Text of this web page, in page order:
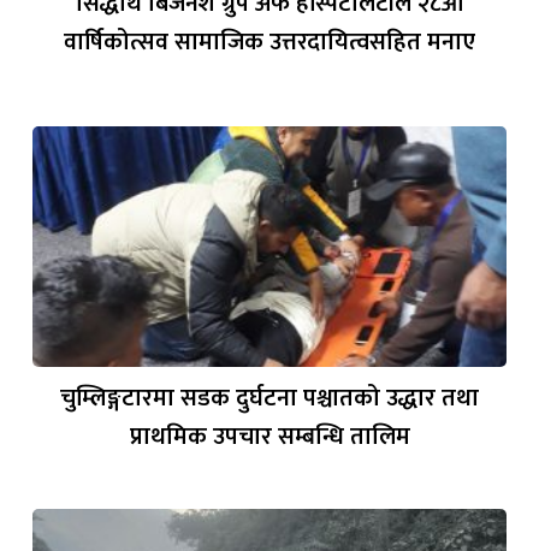
वार्षिकोत्सव सामाजिक उत्तरदायित्वसहित मनाए
चुम्लिङ्गटारमा सडक दुर्घटना पश्चातको उद्धार तथा
प्राथमिक उपचार सम्बन्धि तालिम